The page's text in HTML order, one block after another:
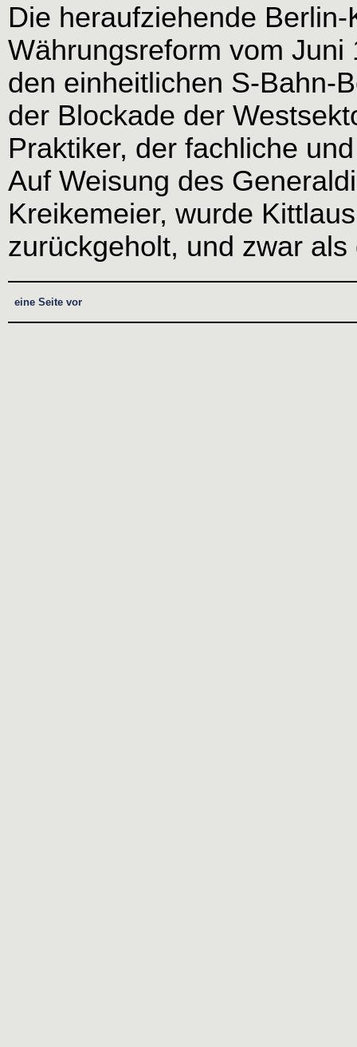
Die heraufziehende
Währungsreform vom
den einheitlichen S-Bahn-
der Blockade der
Praktiker, der fachliche
Auf Weisung des
Kreikemeier, wurde
zurückgeholt, und zwar als
eine Seite vor